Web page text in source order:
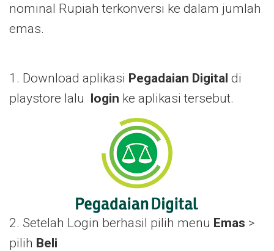
nominal Rupiah terkonversi ke dalam jumlah
emas.
1. Download aplikasi Pegadaian Digital di
playstore lalu login ke aplikasi tersebut.
2. Setelah Login berhasil pilih menu Emas >
pilih Beli